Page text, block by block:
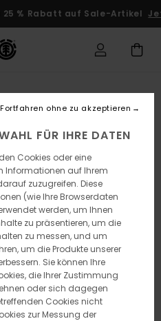
25 % Rabatt auf Sale-Artikel
FÜR IHRE DATEN
Cookies oder eine
Informationen auf Ihrem
zuzugreifen. Diese
(wie Ihre Browserdaten
werden, um Ihnen
zu präsentieren, um die
zu messen, und um
um die Produkte unserer
Sie können Ihre
die Ihrer Zustimmung
oder sich dagegen
Cookies nicht
zur Messung der
Fortfahren ohne zu akzeptieren